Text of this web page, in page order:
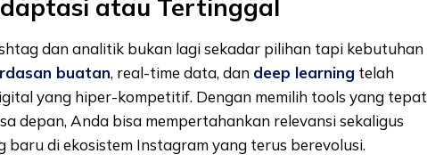
atau Tertinggal
dan analitik bukan lagi sekadar pilihan tapi kebutuhan
buatan, real-time data, dan deep learning telah
yang hiper-kompetitif. Dengan memilih tools yang tepat
depan, Anda bisa mempertahankan relevansi sekaligus
baru di ekosistem Instagram yang terus berevolusi.